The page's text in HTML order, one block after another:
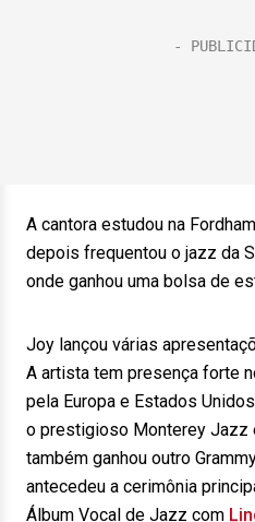
A cantora estudou na
depois frequentou o jazz da
onde ganhou uma bolsa de
Joy lançou várias
A artista tem presença forte
pela Europa e Estados
o prestigioso Monterey Jazz
também ganhou outro
antecedeu a cerimônia
Álbum Vocal de Jazz com